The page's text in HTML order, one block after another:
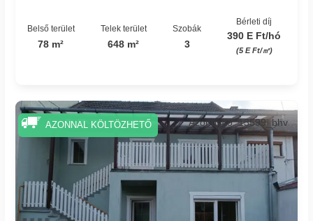
Belső terület
78 m²
Telek terület
648 m²
Szobák
3
Bérleti díj
390 E Ft/hó
(5 E Ft/㎡)
Azonosító: 13599_bhv
AZONNAL KÖLTÖZHETŐ